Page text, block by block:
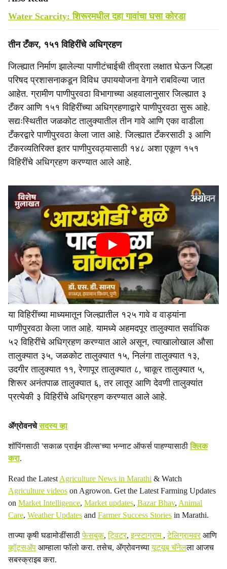
Water Scarcity: शिरूरमधील दहा गावांचा घसा कोरडा
तीन टँकर, १५१ विहिरींचे अधिग्रहण
जिल्ह्यात निर्माण झालेल्या पाणीटंचाईची तीव्रता लक्षात घेऊन जिल्हा
परिषद प्रशासनाकडून विविध उपाययोजना वेगाने राबविल्या जात
आहेत. ग्रामीण पाणीपुरवठा विभागाच्या अहवालानुसार जिल्ह्यात ३
टँकर आणि १५१ विहिरींच्या अधिग्रहणाद्वारे पाणीपुरवठा सुरू आहे.
सद्यःस्थितीत जळकोट तालुक्यातील तीन गावे आणि एका वाडीला
टँकरद्वारे पाणीपुरवठा केला जात आहे. जिल्ह्यात टँकरसाठी ३ आणि
टँकरव्यतिरिक्त इतर पाणीपुरवठ्यासाठी १४८ अशा एकूण १५१
विहिरींचे अधिग्रहण करण्यात आले आहे.
या विहिरींच्या माध्यमातून जिल्ह्यातील १२५ गावे व वाड्यांना
पाणीपुरवठा केला जात आहे. यामध्ये अहमदपूर तालुक्यात सर्वाधिक
५२ विहिरींचे अधिग्रहण करण्यात आले असून, त्याखालोखाल औसा
तालुक्यात ३५, जळकोट तालुक्यात १५, निलंगा तालुक्यात १३,
उदगीर तालुक्यात ११, रेणापूर तालुक्यात ८, चाकूर तालुक्यात ५,
शिरूर अनंतपाळ तालुक्यात ६, तर लातूर आणि देवणी तालुक्यांत
प्रत्येकी ३ विहिरींचे अधिग्रहण करण्यात आले आहे.
ॲग्रोवनचेसदस्य व्हा
शॉपिंगसाठी 'सकाळ प्राईम डील्स'च्या भन्नाट ऑफर्स पाहण्यासाठीक्लिक
करा.
Read the Latest Agriculture News in Marathi & Watch
Agriculture videos on Agrowon. Get the Latest Farming Updates
on Market Intelligence, Market updates, Bazar Bhav, Animal
Care, Weather Updates and Farmer Success Stories in Marathi.
ताज्या कृषी घडामोडींसाठीफेसबुक,ट्विटर,इन्स्टाग्राम ,टेलिग्रामवरआणि
व्हॉट्सॲप आम्हाला फॉलो करा. तसेच, ॲग्रोवनच्यायूट्यूब चॅनेलला आजच
सबस्क्राइब करा.